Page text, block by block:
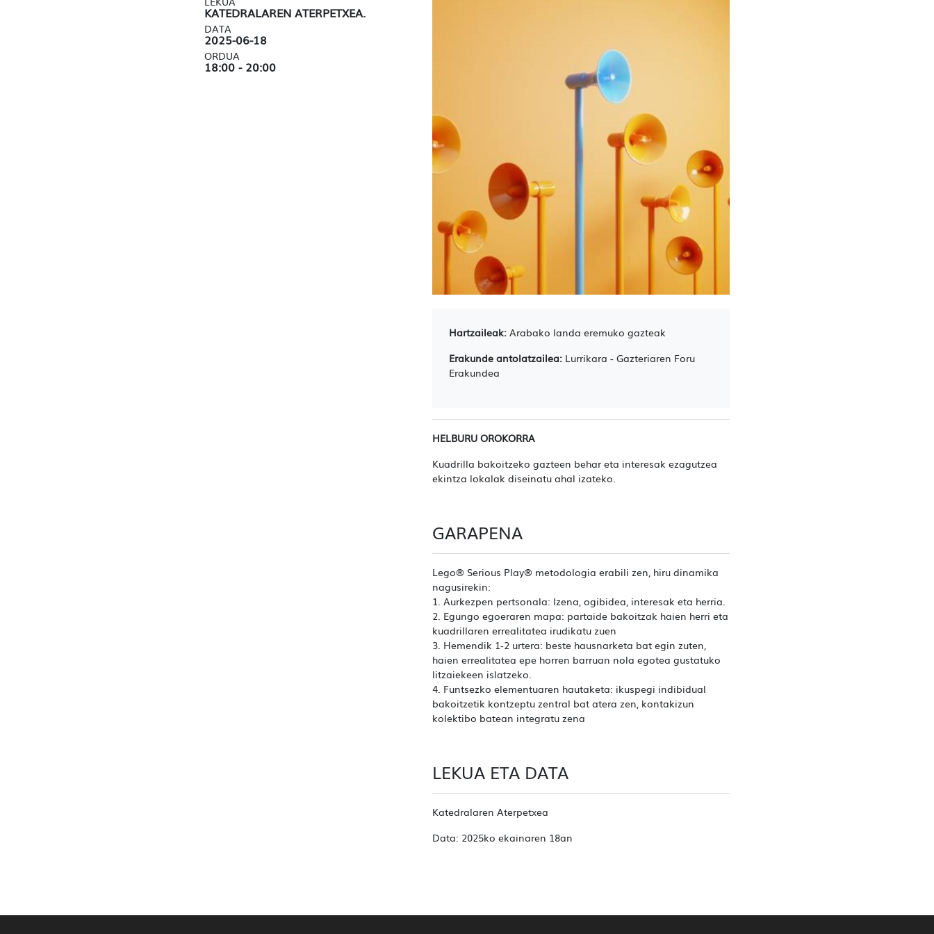
KATEDRALAREN ATERPETXEA.
DATA
2025-06-18
ORDUA
18:00 - 20:00
Hartzaileak:Arabako landa eremuko gazteak
Erakunde antolatzailea: Lurrikara - Gazteriaren Foru
Erakundea
HELBURU OROKORRA
Kuadrilla bakoitzeko gazteen behar eta interesak ezagutzea
ekintza lokalak diseinatu ahal izateko.
GARAPENA
Lego® Serious Play® metodologia erabili zen, hiru dinamika
nagusirekin:
1. Aurkezpen pertsonala: Izena, ogibidea, interesak eta herria.
2. Egungo egoeraren mapa: partaide bakoitzak haien herri eta
kuadrillaren errealitatea irudikatu zuen
3. Hemendik 1-2 urtera: beste hausnarketa bat egin zuten,
haien errealitatea epe horren barruan nola egotea gustatuko
litzaiekeen islatzeko.
4. Funtsezko elementuaren hautaketa: ikuspegi indibidual
bakoitzetik kontzeptu zentral bat atera zen, kontakizun
kolektibo batean integratu zena
LEKUA ETA DATA
Katedralaren Aterpetxea
Data: 2025ko ekainaren 18an